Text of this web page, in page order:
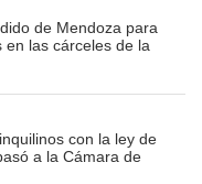
de Mendoza para
en las cárceles de la
con la ley de
a la Cámara de